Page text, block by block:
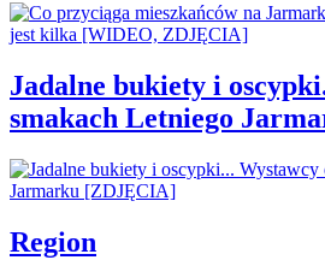
Jadalne bukiety i
smakach Letniego
Region